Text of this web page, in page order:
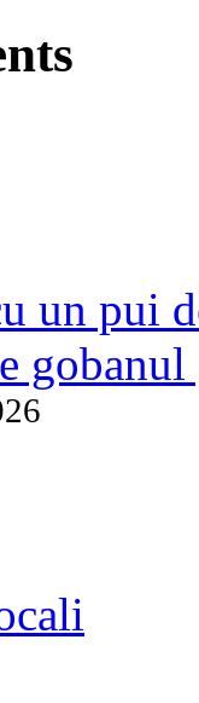
un pui
gobanul